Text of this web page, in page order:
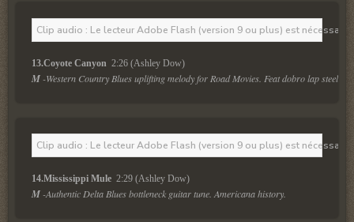
Clip audio : Le lecteur Adobe Flash (version 9 ou plus) est
13.Coyote Canyon 2:26 (Ashley Dow)
M -Western Country Blues uplifting melody for Road Movies. Feat dobro lap steel &
Clip audio : Le lecteur Adobe Flash (version 9 ou plus) est
14.Mississippi Mule 2:29 (Ashley Dow)
M -Authentic Delta Blues bottleneck guitar tune. Americana history.